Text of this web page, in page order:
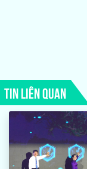
TIN LIÊN QUAN